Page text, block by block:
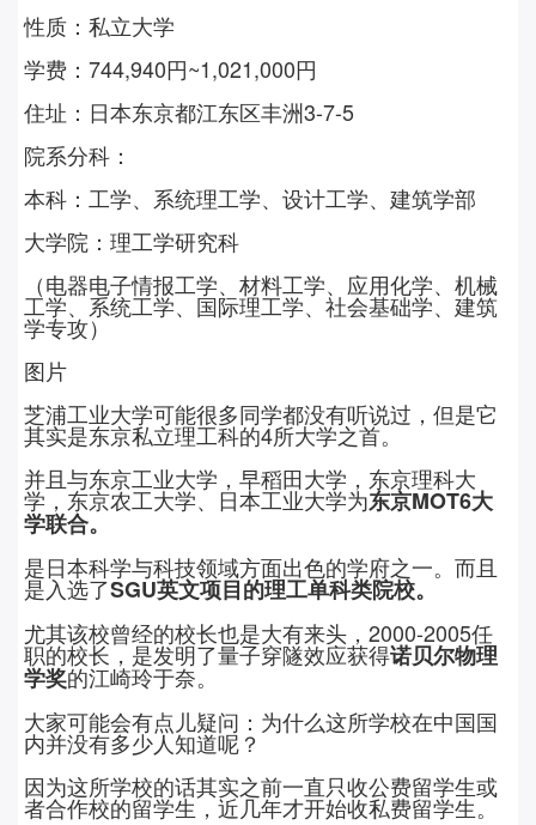
性质：私立大学
学费：744,940円~1,021,000円
住址：日本东京都江东区丰洲3-7-5
院系分科：
本科：工学、系统理工学、设计工学、建筑学部
大学院：理工学研究科
（电器电子情报工学、材料工学、应用化学、机械
工学、系统工学、国际理工学、社会基础学、建筑
学专攻）
图片
芝浦工业大学可能很多同学都没有听说过，但是它
其实是东京私立理工科的4所大学之首。
并且与东京工业大学，早稻田大学，东京理科大
学，东京农工大学、日本工业大学为东京MOT6大
学联合。
是日本科学与科技领域方面出色的学府之一。而且
是入选了SGU英文项目的理工单科类院校。
尤其该校曾经的校长也是大有来头，2000-2005任
职的校长，是发明了量子穿隧效应获得诺贝尔物理
学奖的江崎玲于奈。
大家可能会有点儿疑问：为什么这所学校在中国国
内并没有多少人知道呢？
因为这所学校的话其实之前一直只收公费留学生或
者合作校的留学生，近几年才开始收私费留学生。